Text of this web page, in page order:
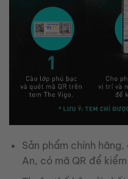
Sản phẩm chính
An, có mã QR để